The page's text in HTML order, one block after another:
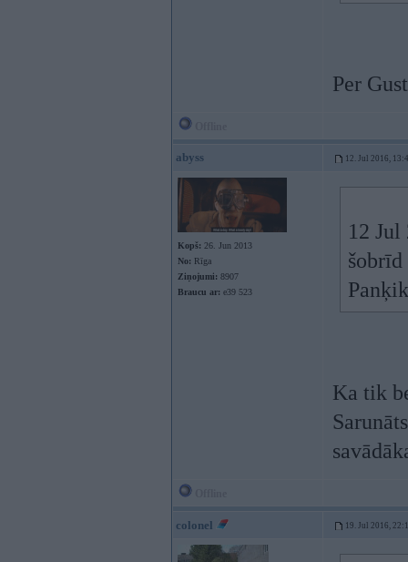
Per
abyss 12. Jul 2016,
Kopš: 26. Jun 2013
No: Rīga
Ziņojumi: 8907
Braucu ar: e39 523
12
Ka tik
colonel 19. Jul 2016,